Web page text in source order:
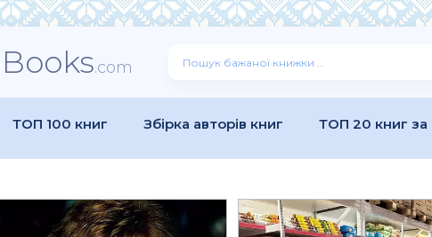
Books.com
ТОП 100 книг Збірка авторів книг ТОП 20 книг за